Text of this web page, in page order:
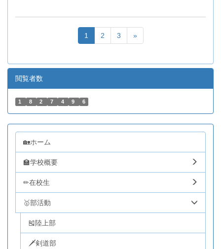
1 2 3 »
閲覧者数
1 8 2 7 4 9 6
🏡ホーム
🏫学校概要
✏在校生
🥇部活動
🎽陸上部
🗡剣道部